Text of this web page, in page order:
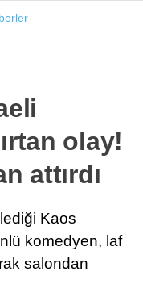
olay!
attırdı
Kaos
komedyen, laf
salondan